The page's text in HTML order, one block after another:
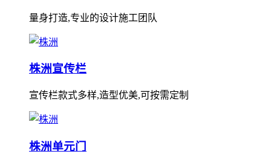
量身打造,专业的设计施工团队
株洲宣传栏
宣传栏款式多样,造型优美,可按需定制
株洲单元门